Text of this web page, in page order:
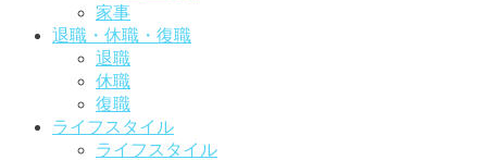
家事
退職・休職・復職
退職
休職
復職
ライフスタイル
ライフスタイル